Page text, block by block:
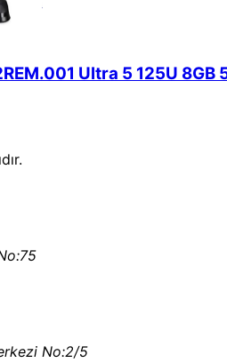
Ultra 5 125U 8GB
No:2/5